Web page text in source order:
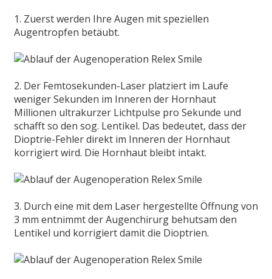
1. Zuerst werden Ihre Augen mit speziellen
Augentropfen betäubt.
2. Der Femtosekunden-Laser platziert im Laufe
weniger Sekunden im Inneren der Hornhaut
Millionen ultrakurzer Lichtpulse pro Sekunde und
schafft so den sog. Lentikel. Das bedeutet, dass der
Dioptrie-Fehler direkt im Inneren der Hornhaut
korrigiert wird. Die Hornhaut bleibt intakt.
3. Durch eine mit dem Laser hergestellte Öffnung von
3 mm entnimmt der Augenchirurg behutsam den
Lentikel und korrigiert damit die Dioptrien.